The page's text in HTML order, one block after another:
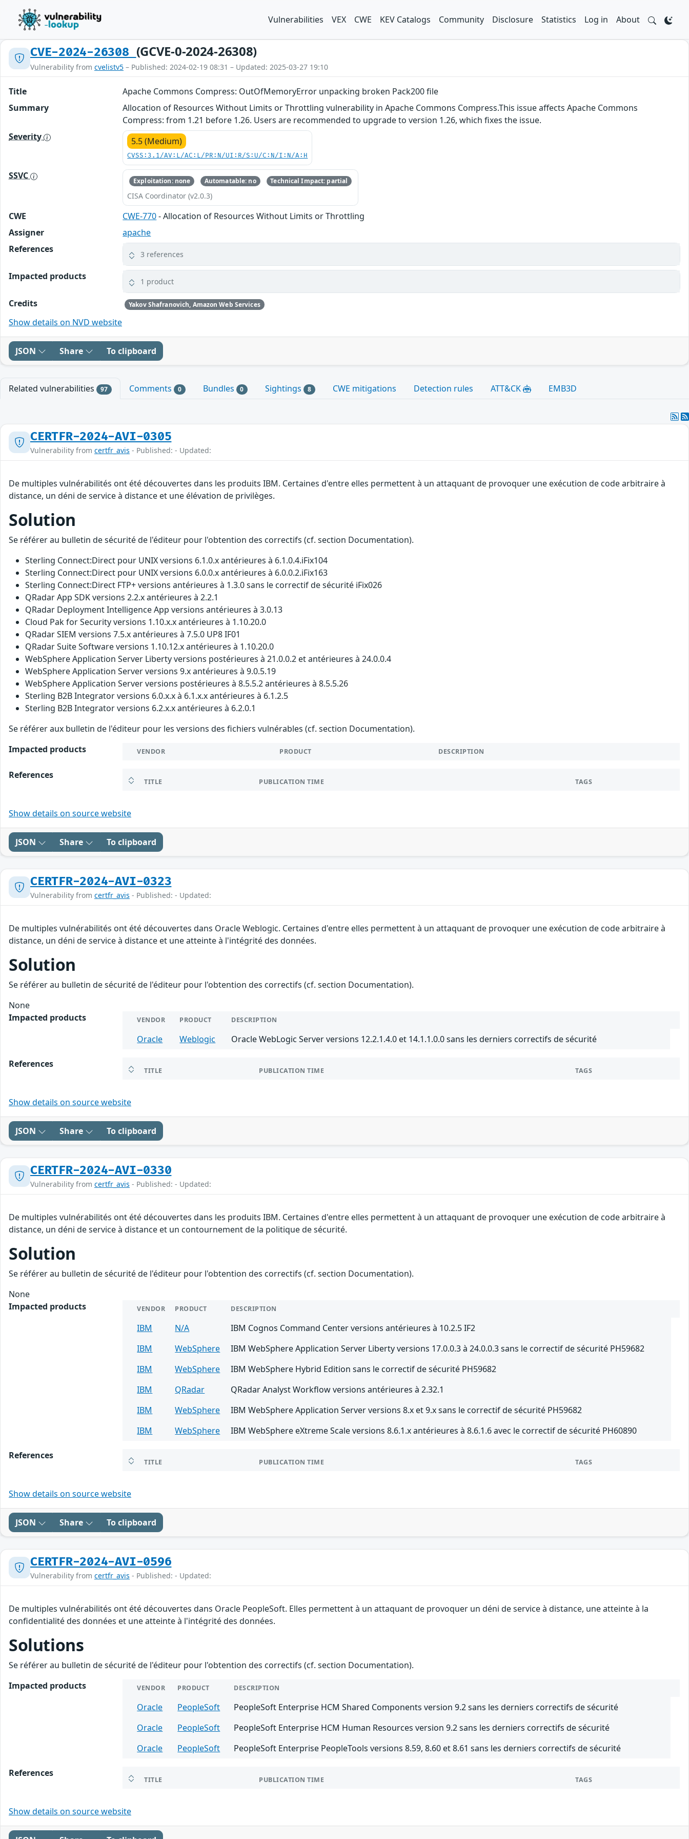
Vulnerabilities VEX CWE KEV Catalogs Community Disclosure Statistics Log in About
CVE-2024-26308 (GCVE-0-2024-26308)
Vulnerability from cvelistv5 – Published: 2024-02-19 08:31 – Updated: 2025-03-27 19:10
Title
Apache Commons Compress: OutOfMemoryError unpacking broken Pack200 file
Summary
Allocation of Resources Without Limits or Throttling vulnerability in Apache Commons Compress.This issue affects Apache Commons
Compress: from 1.21 before 1.26. Users are recommended to upgrade to version 1.26, which fixes the issue.
Severity
5.5 (Medium)
CVSS:3.1/AV:L/AC:L/PR:N/UI:R/S:U/C:N/I:N/A:H
SSVC Exploitation: none Automatable: no Technical Impact: partial
CISA Coordinator (v2.0.3)
CWE CWE-770- Allocation of Resources Without Limits or Throttling
Assigner
apache
References
3 references
Impacted products 1 product
Credits Yakov Shafranovich, Amazon Web Services
Show details on NVD website
JSON Share To clipboard
Related vulnerabilities 97 Comments 0 Bundles 0 Sightings 8 CWE mitigations Detection rules ATT&CK EMB3D
CERTFR-2024-AVI-0305
Vulnerability from certfr_avis - Published: - Updated:
De multiples vulnérabilités ont été découvertes dans les produits IBM. Certaines d'entre elles permettent à un attaquant de provoquer une exécution de code arbitraire à
distance, un déni de service à distance et une élévation de privilèges.
Solution
Se référer au bulletin de sécurité de l'éditeur pour l'obtention des correctifs (cf. section Documentation).
Sterling Connect:Direct pour UNIX versions 6.1.0.x antérieures à 6.1.0.4.iFix104
Sterling Connect:Direct pour UNIX versions 6.0.0.x antérieures à 6.0.0.2.iFix163
Sterling Connect:Direct FTP+ versions antérieures à 1.3.0 sans le correctif de sécurité iFix026
QRadar App SDK versions 2.2.x antérieures à 2.2.1
QRadar Deployment Intelligence App versions antérieures à 3.0.13
Cloud Pak for Security versions 1.10.x.x antérieures à 1.10.20.0
QRadar SIEM versions 7.5.x antérieures à 7.5.0 UP8 IF01
QRadar Suite Software versions 1.10.12.x antérieures à 1.10.20.0
WebSphere Application Server Liberty versions postérieures à 21.0.0.2 et antérieures à 24.0.0.4
WebSphere Application Server versions 9.x antérieures à 9.0.5.19
WebSphere Application Server versions postérieures à 8.5.5.2 antérieures à 8.5.5.26
Sterling B2B Integrator versions 6.0.x.x à 6.1.x.x antérieures à 6.1.2.5
Sterling B2B Integrator versions 6.2.x.x antérieures à 6.2.0.1
Se référer aux bulletin de l'éditeur pour les versions des fichiers vulnérables (cf. section Documentation).
Impacted products
VENDOR PRODUCT DESCRIPTION
References
TITLE PUBLICATION TIME TAGS
Show details on source website
JSON Share To clipboard
CERTFR-2024-AVI-0323
Vulnerability from certfr_avis - Published: - Updated:
De multiples vulnérabilités ont été découvertes dans Oracle Weblogic. Certaines d'entre elles permettent à un attaquant de provoquer une exécution de code arbitraire à
distance, un déni de service à distance et une atteinte à l'intégrité des données.
Solution
Se référer au bulletin de sécurité de l'éditeur pour l'obtention des correctifs (cf. section Documentation).
None
Impacted products
VENDOR PRODUCT DESCRIPTION
Oracle Weblogic Oracle WebLogic Server versions 12.2.1.4.0 et 14.1.1.0.0 sans les derniers correctifs de sécurité
References
TITLE PUBLICATION TIME TAGS
Show details on source website
JSON Share To clipboard
CERTFR-2024-AVI-0330
Vulnerability from certfr_avis - Published: - Updated:
De multiples vulnérabilités ont été découvertes dans les produits IBM. Certaines d'entre elles permettent à un attaquant de provoquer une exécution de code arbitraire à
distance, un déni de service à distance et un contournement de la politique de sécurité.
Solution
Se référer au bulletin de sécurité de l'éditeur pour l'obtention des correctifs (cf. section Documentation).
None
Impacted products
VENDOR PRODUCT DESCRIPTION
IBM N/A
IBM Cognos Command Center versions antérieures à 10.2.5 IF2
IBM
WebSphere
IBM WebSphere Application Server Liberty versions 17.0.0.3 à 24.0.0.3 sans le correctif de sécurité PH59682
IBM
WebSphere
IBM WebSphere Hybrid Edition sans le correctif de sécurité PH59682
IBM
QRadar
QRadar Analyst Workflow versions antérieures à 2.32.1
IBM
WebSphere
IBM WebSphere Application Server versions 8.x et 9.x sans le correctif de sécurité PH59682
IBM
WebSphere IBM WebSphere eXtreme Scale versions 8.6.1.x antérieures à 8.6.1.6 avec le correctif de sécurité PH60890
References
TITLE PUBLICATION TIME TAGS
Show details on source website
JSON Share To clipboard
CERTFR-2024-AVI-0596
Vulnerability from certfr_avis - Published: - Updated:
De multiples vulnérabilités ont été découvertes dans Oracle PeopleSoft. Elles permettent à un attaquant de provoquer un déni de service à distance, une atteinte à la
confidentialité des données et une atteinte à l'intégrité des données.
Solutions
Se référer au bulletin de sécurité de l'éditeur pour l'obtention des correctifs (cf. section Documentation).
Impacted products
VENDOR PRODUCT DESCRIPTION
Oracle PeopleSoft
PeopleSoft Enterprise HCM Shared Components version 9.2 sans les derniers correctifs de sécurité
Oracle
PeopleSoft
PeopleSoft Enterprise HCM Human Resources version 9.2 sans les derniers correctifs de sécurité
Oracle
PeopleSoft PeopleSoft Enterprise PeopleTools versions 8.59, 8.60 et 8.61 sans les derniers correctifs de sécurité
References
TITLE PUBLICATION TIME TAGS
Show details on source website